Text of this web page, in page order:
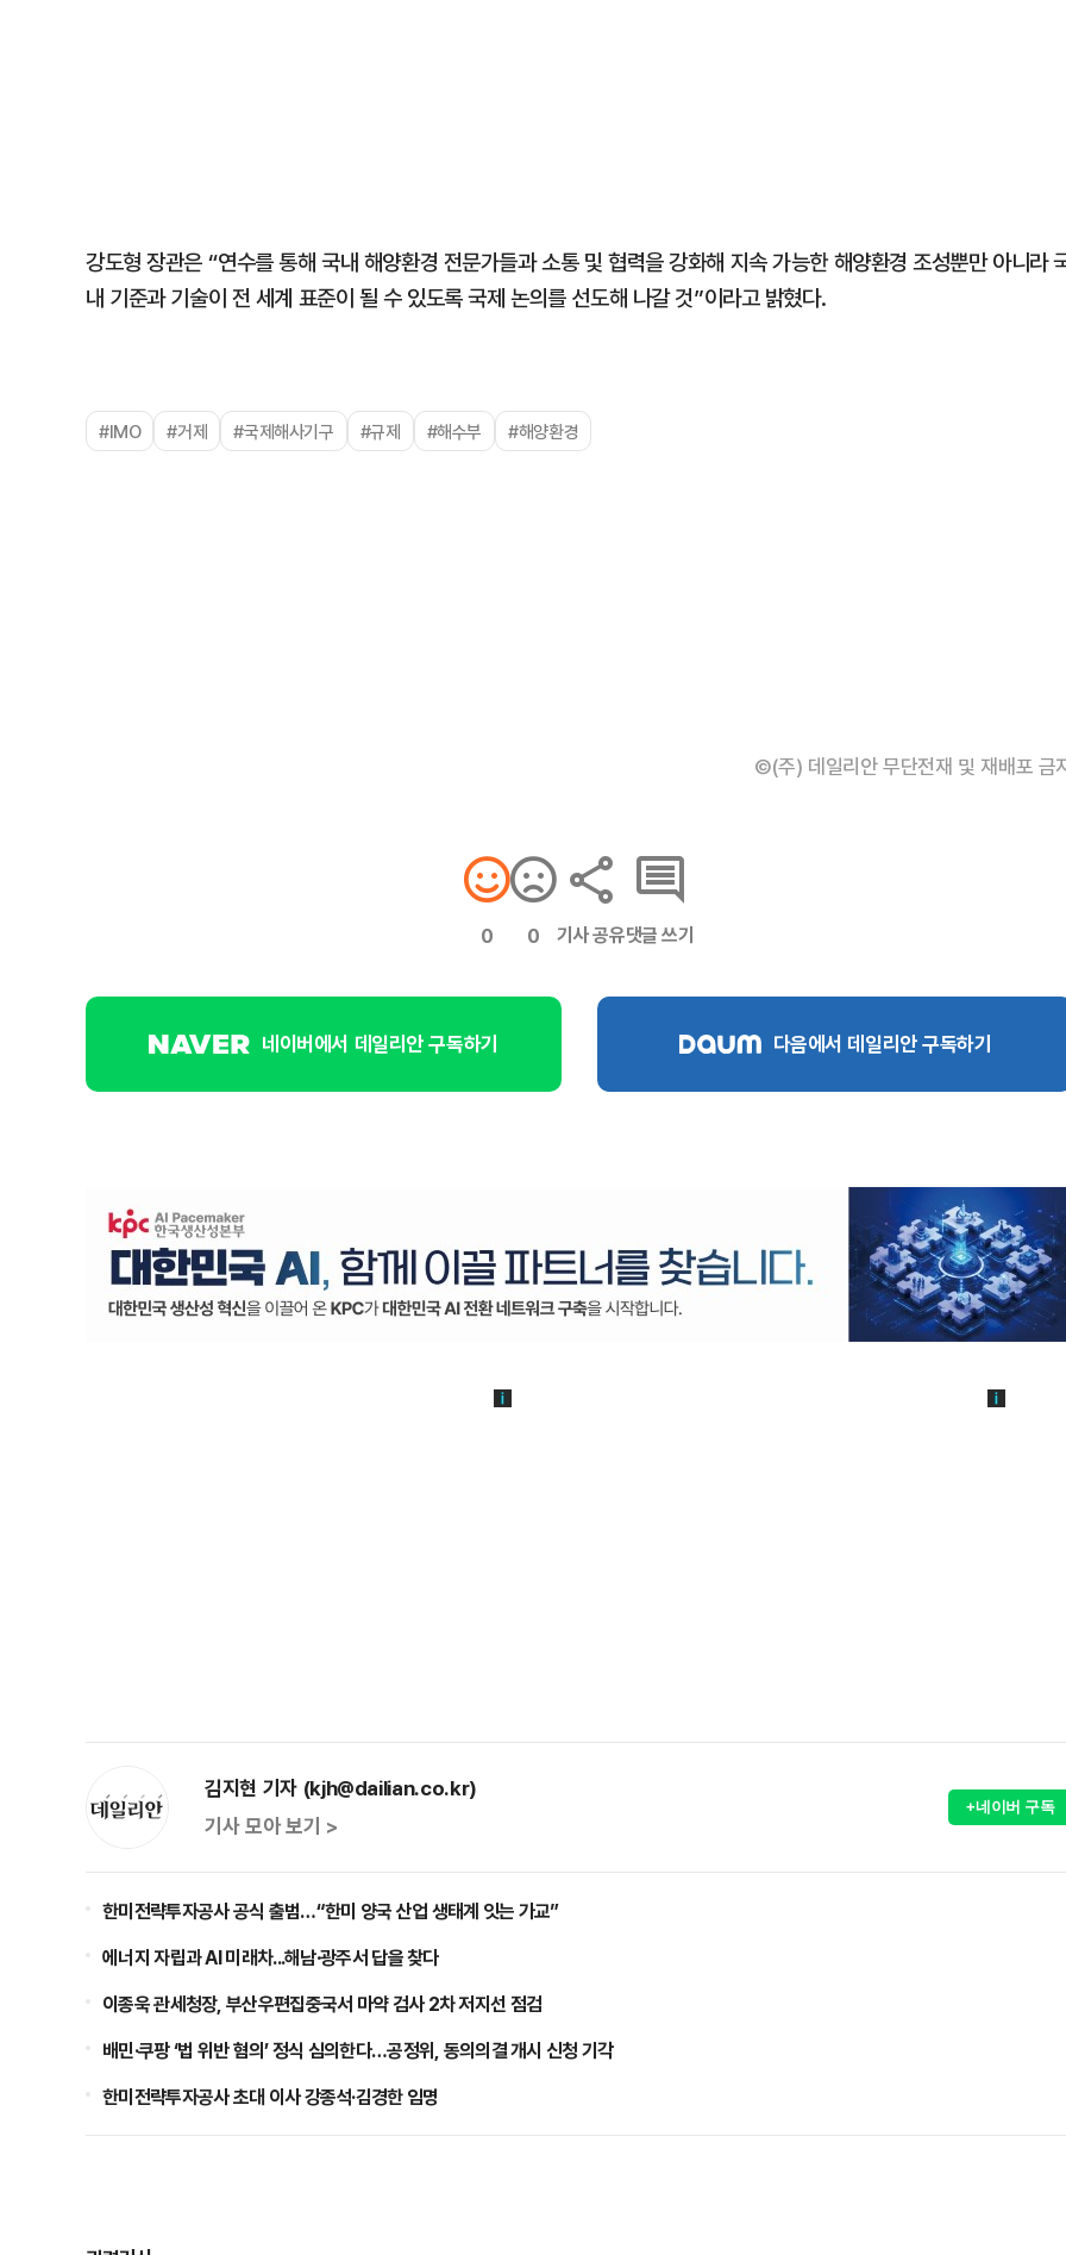
강도형 장관은 “연수를 통해 국내 해양환경 전문가들과 소통 및 협력을 강화해 지속 가능한 해양환경 조성뿐만 아니라
내 기준과 기술이 전 세계 표준이 될 수 있도록 국제 논의를 선도해 나갈 것”이라고 밝혔다.
#IMO #거제 #국제해사기구 #규제 #해수부 #해양환경
©(주) 데일리안 무단전재 및 재배포 금
0 0 기사 공유댓글 쓰기
네이버에서 데일리안 구독하기 다음에서 데일리안 구독하기
김지현 기자 (kjh@dailian.co.kr)
기사 모아 보기 >
+네이버 구독
한미전략투자공사 공식 출범…“한미 양국 산업 생태계 잇는 가교”
에너지 자립과 AI 미래차...해남·광주서 답을 찾다
이종욱 관세청장, 부산우편집중국서 마약 검사 2차 저지선 점검
배민·쿠팡 ‘법 위반 혐의’ 정식 심의한다…공정위, 동의의결 개시 신청 기각
한미전략투자공사 초대 이사 강종석·김경한 임명